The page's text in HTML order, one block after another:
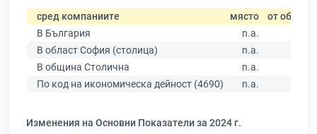
сред компаниите място от общо
В България
n.a.
В област София (столица)
n.a.
В община Столична
n.a.
По код на икономическа дейност (4690)
n.a.
Изменения на Основни Показатели за 2024 г.